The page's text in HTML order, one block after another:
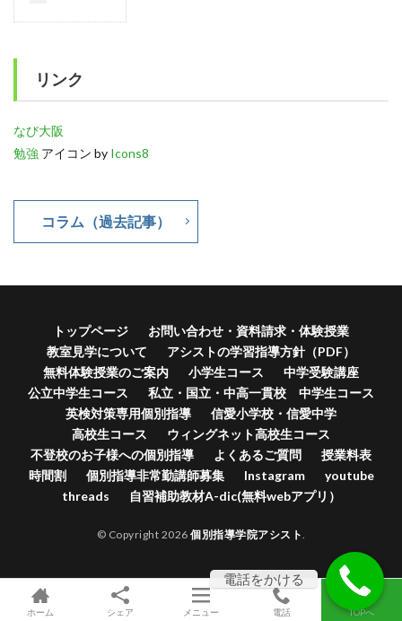
リンク
なび大阪
勉強 アイコン by Icons8
コラム（過去記事）
トップページ
お問い合わせ・資料請求・体験授業
教室見学について
アシストの学習指導方針（PDF）
無料体験授業のご案内
小学生コース
中学受験講座
公立中学生コース
私立・国立・中高一貫校 中学生コース
英検対策専用個別指導
信愛小学校・信愛中学
高校生コース
ウィングネット高校生コース
不登校のお子様への個別指導
よくあるご質問
授業料表
時間割
個別指導非常勤講師募集 Instagram
youtube
threads
自習補助教材A-dic(無料webアプリ）
© Copyright 2026 個別指導学院アシスト
ホーム シェア メニュー 電話 TOPへ
電話をかける